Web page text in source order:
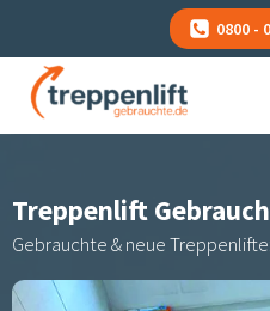
0800 -
Treppenlift
Gebrauchte & neue